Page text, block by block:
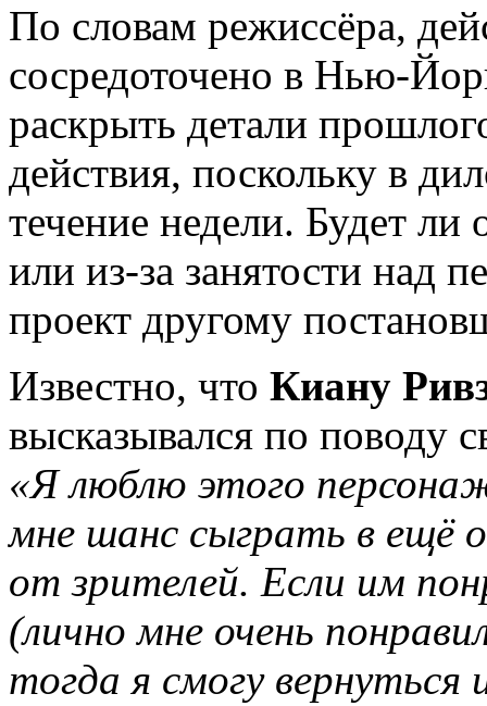
По словам режиссёра,
сосредоточено в Нью-
раскрыть детали
действия, поскольку в
течение недели. Будет
или из-за занятости над
проект другому
Известно, что Киану
высказывался по поводу
«Я люблю этого
мне шанс сыграть в ещё
от зрителей. Если им
(лично мне очень
тогда я смогу